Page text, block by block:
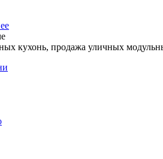
кухонь, продажа уличных